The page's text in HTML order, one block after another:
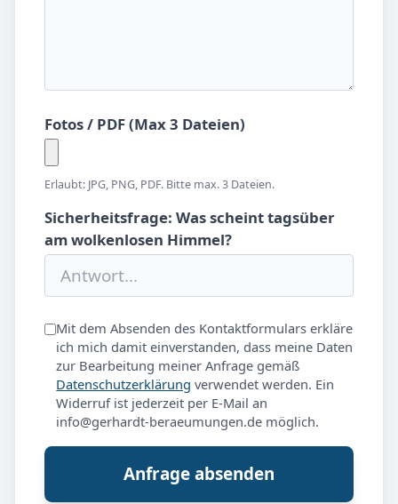
Fotos / PDF (Max 3 Dateien)
Erlaubt: JPG, PNG, PDF. Bitte max. 3 Dateien.
Sicherheitsfrage: Was scheint tagsüber
am wolkenlosen Himmel?
Mit dem Absenden des Kontaktformulars erkläre
ich mich damit einverstanden, dass meine Daten
zur Bearbeitung meiner Anfrage gemäß
Datenschutzerklärung verwendet werden. Ein
Widerruf ist jederzeit per E-Mail an
info@gerhardt-beraeumungen.de möglich.
Anfrage absenden